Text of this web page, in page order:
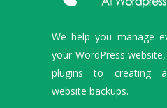
We help you manage
your WordPress
plugins to creating
website backups.